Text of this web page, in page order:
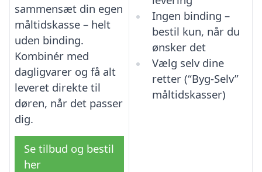
sammensæt din egen
måltidskasse – helt
uden binding.
Kombinér med
dagligvarer og få alt
leveret direkte til
døren, når det passer
dig.
Se tilbud og bestil
her
Ingen binding –
bestil kun, når du
ønsker det
Vælg selv dine
retter (“Byg-Selv”
måltidskasser)